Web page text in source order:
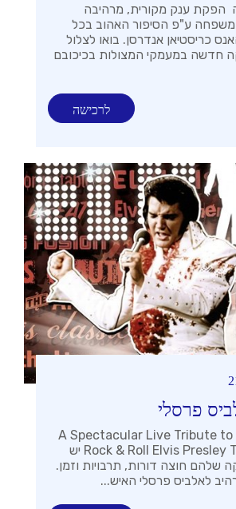
הפקת ענק מקורית, מרהיבה
ע"פ הסיפור האהוב בכל
כריסטיאן אנדרסן. בואו לצלול
חדשה במעמקי המצולות בכיכובם
לרכישה
פרסלי
A Spectacular Live Tribute
Rock & Roll Elvis Presley Tribute Show יש
שלהם חוצה דורות, תרבויות וזמן.
לאלביס פרסלי האיש...